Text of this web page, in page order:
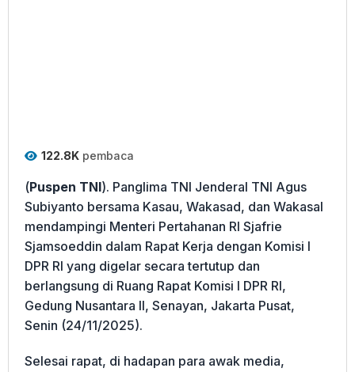
122.8K pembaca
(Puspen TNI). Panglima TNI Jenderal TNI Agus
Subiyanto bersama Kasau, Wakasad, dan Wakasal
mendampingi Menteri Pertahanan RI Sjafrie
Sjamsoeddin dalam Rapat Kerja dengan Komisi I
DPR RI yang digelar secara tertutup dan
berlangsung di Ruang Rapat Komisi I DPR RI,
Gedung Nusantara II, Senayan, Jakarta Pusat,
Senin (24/11/2025).
Selesai rapat, di hadapan para awak media,